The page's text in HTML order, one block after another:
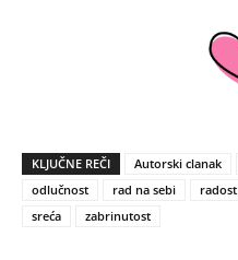
KLJUČNE REČI Autorski clanak
odlučnost
rad na sebi radost
sreća
zabrinutost